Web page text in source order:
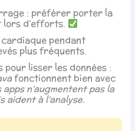
: préférer porter la
lors d’efforts.
pendant
plus fréquents.
lisser les données :
fonctionnent bien avec
apps n’augmentent pas la
aident à l’analyse.